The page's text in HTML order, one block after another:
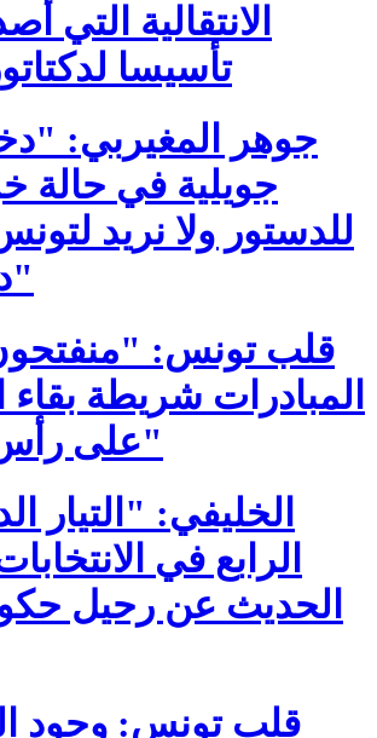
الانتقالية التي
تأسيسا
جويلية في
للدستور ولا نريد
دولة مارقة"
قلب تونس:
المبادرات شريطة
على رأس الحكومة"
الخليفي: "التيار
الرابع في
الحديث عن رحيل
قلب تونس: وجود